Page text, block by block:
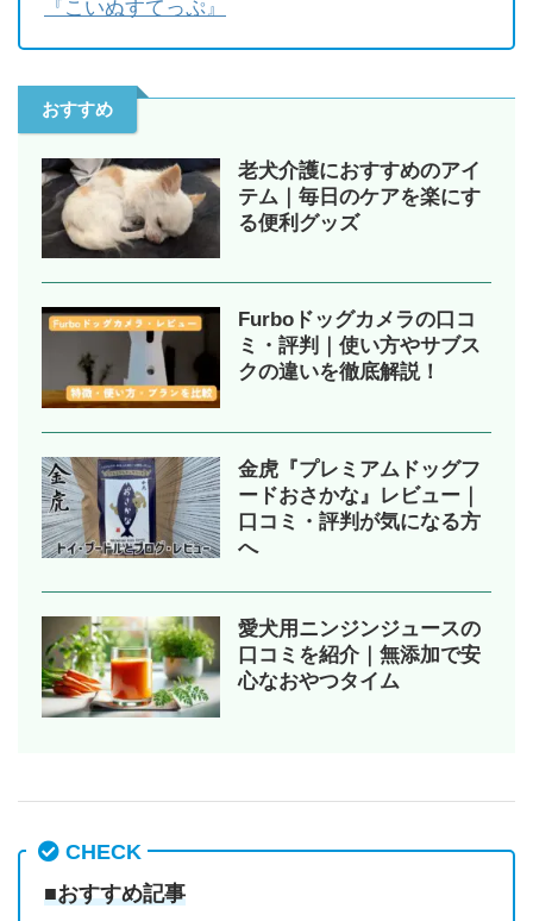
『こいぬすてっぷ』
おすすめ
老犬介護におすすめのアイ
テム｜毎日のケアを楽にす
る便利グッズ
Furboドッグカメラの口コ
ミ・評判｜使い方やサブス
クの違いを徹底解説！
金虎『プレミアムドッグフ
ードおさかな』レビュー｜
口コミ・評判が気になる方
へ
愛犬用ニンジンジュースの
口コミを紹介｜無添加で安
心なおやつタイム
CHECK
■おすすめ記事